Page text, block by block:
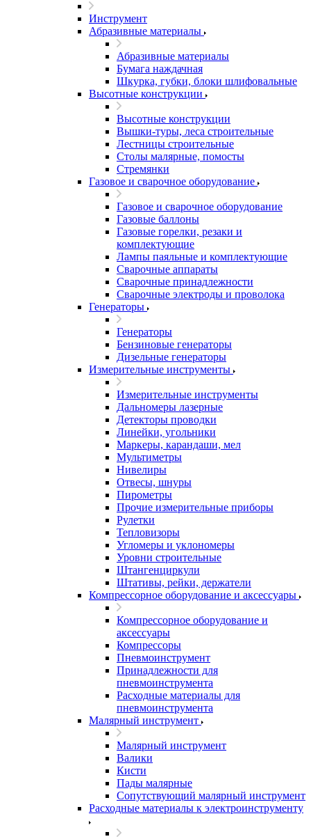
Инструмент
Абразивные материалы
Абразивные материалы
Бумага наждачная
Шкурка, губки, блоки шлифовальные
Высотные конструкции
Высотные конструкции
Вышки-туры, леса строительные
Лестницы строительные
Столы малярные, помосты
Стремянки
Газовое и сварочное оборудование
Газовое и сварочное оборудование
Газовые баллоны
Газовые горелки, резаки и
комплектующие
Лампы паяльные и комплектующие
Сварочные аппараты
Сварочные принадлежности
Сварочные электроды и проволока
Генераторы
Генераторы
Бензиновые генераторы
Дизельные генераторы
Измерительные инструменты
Измерительные инструменты
Дальномеры лазерные
Детекторы проводки
Линейки, угольники
Маркеры, карандаши, мел
Мультиметры
Нивелиры
Отвесы, шнуры
Пирометры
Прочие измерительные приборы
Рулетки
Тепловизоры
Угломеры и уклономеры
Уровни строительные
Штангенциркули
Штативы, рейки, держатели
Компрессорное оборудование и аксессуары
Компрессорное оборудование и
аксессуары
Компрессоры
Пневмоинструмент
Принадлежности для
пневмоинструмента
Расходные материалы для
пневмоинструмента
Малярный инструмент
Малярный инструмент
Валики
Кисти
Пады малярные
Сопутствующий малярный инструмент
Расходные материалы к электроинструменту